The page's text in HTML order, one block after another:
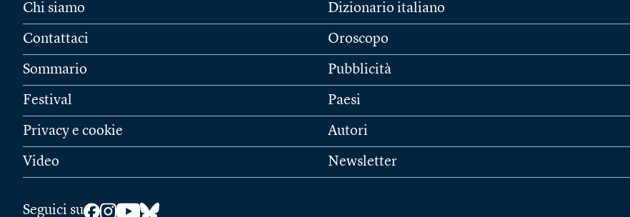
Chi siamo
Contattaci
Sommario
Festival
Privacy e cookie
Video
Dizionario italiano
Oroscopo
Pubblicità
Paesi
Autori
Newsletter
Seguici su